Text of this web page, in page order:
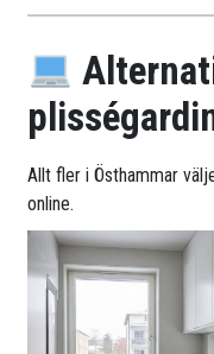
Allt fler i Östhammar
online.